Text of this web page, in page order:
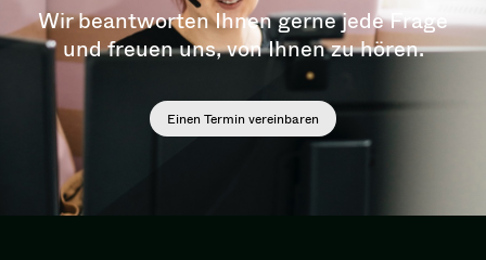
Wir beantworten Ihnen gerne jede Frage
und freuen uns, von Ihnen zu hören.
Einen Termin vereinbaren